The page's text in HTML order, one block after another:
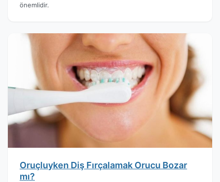
önemlidir.
Oruçluyken Diş Fırçalamak Orucu Bozar
mı?